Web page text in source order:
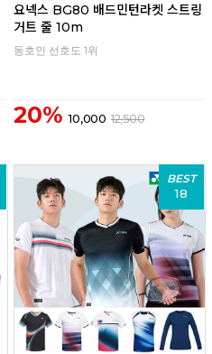
요넥스 BG80 배드민턴라켓 스트링
거트 줄 10m
동호인 선호도 1위
20% 10,000 12,500
BEST
18